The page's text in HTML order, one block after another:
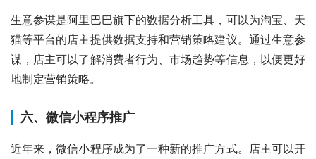
生意参谋是阿里巴巴旗下的数据分析工具，可以为淘宝、天
猫等平台的店主提供数据支持和营销策略建议。通过生意参
谋，店主可以了解消费者行为、市场趋势等信息，以便更好
地制定营销策略。
六、微信小程序推广
近年来，微信小程序成为了一种新的推广方式。店主可以开